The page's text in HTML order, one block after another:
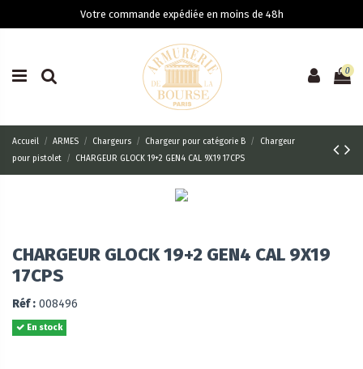
Votre commande expédiée en moins de 48h
0
Accueil ARMES Chargeurs Chargeur pour catégorie B
Chargeur
pour pistolet
CHARGEUR GLOCK 19+2 GEN4 CAL 9X19 17CPS
CHARGEUR GLOCK 19+2 GEN4 CAL 9X19
17CPS
Réf : 008496
En stock